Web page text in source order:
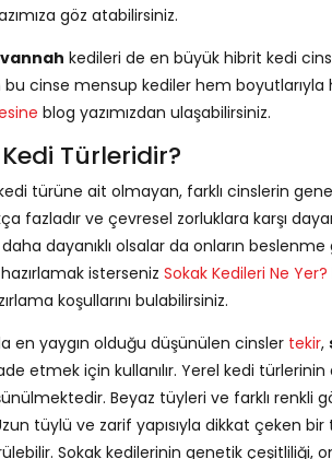
göz atabilirsiniz.
kedileri de en büyük hibrit kedi
cinse mensup kediler hem
blog yazımızdan ulaşabilirsiniz.
Türleridir?
türüne ait olmayan, farklı cinslerin
fazladır ve çevresel zorluklara karşı
dayanıklı olsalar da onların
isterseniz Sokak Kedileri Ne Yer?
koşullarını bulabilirsiniz.
en yaygın olduğu düşünülen cinsler tekir,
etmek için kullanılır. Yerel kedi
Beyaz tüyleri ve farklı renkli
tüylü ve zarif yapısıyla dikkat çeken bir
Sokak kedilerinin genetik çeşitliliği,